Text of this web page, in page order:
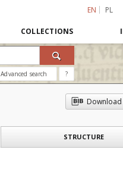
EN PL
COLLECTIONS
Advanced search ?
STRUCTURE